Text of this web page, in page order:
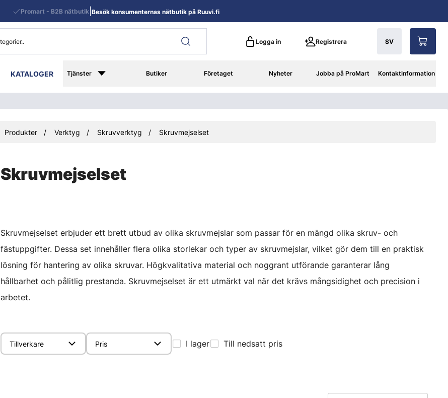
Logga in Registrera SV
KATALOGER Tjänster Butiker Företaget Nyheter Jobba på ProMart Kontaktinformation
Promart - B2B nätbutik Besök konsumenternas nätbutik på Ruuvi.fi
Produkter Verktyg Skruvverktyg Skruvmejselset
Skruvmejselset
Skruvmejselset erbjuder ett brett utbud av olika skruvmejslar som passar för en mängd olika skruv- och
fästuppgifter. Dessa set innehåller flera olika storlekar och typer av skruvmejslar, vilket gör dem till en praktisk
lösning för hantering av olika skruvar. Högkvalitativa material och noggrant utförande garanterar lång
hållbarhet och pålitlig prestanda. Skruvmejselset är ett utmärkt val när det krävs mångsidighet och precision i
arbetet.
Tillverkare Pris I lager Till nedsatt pris